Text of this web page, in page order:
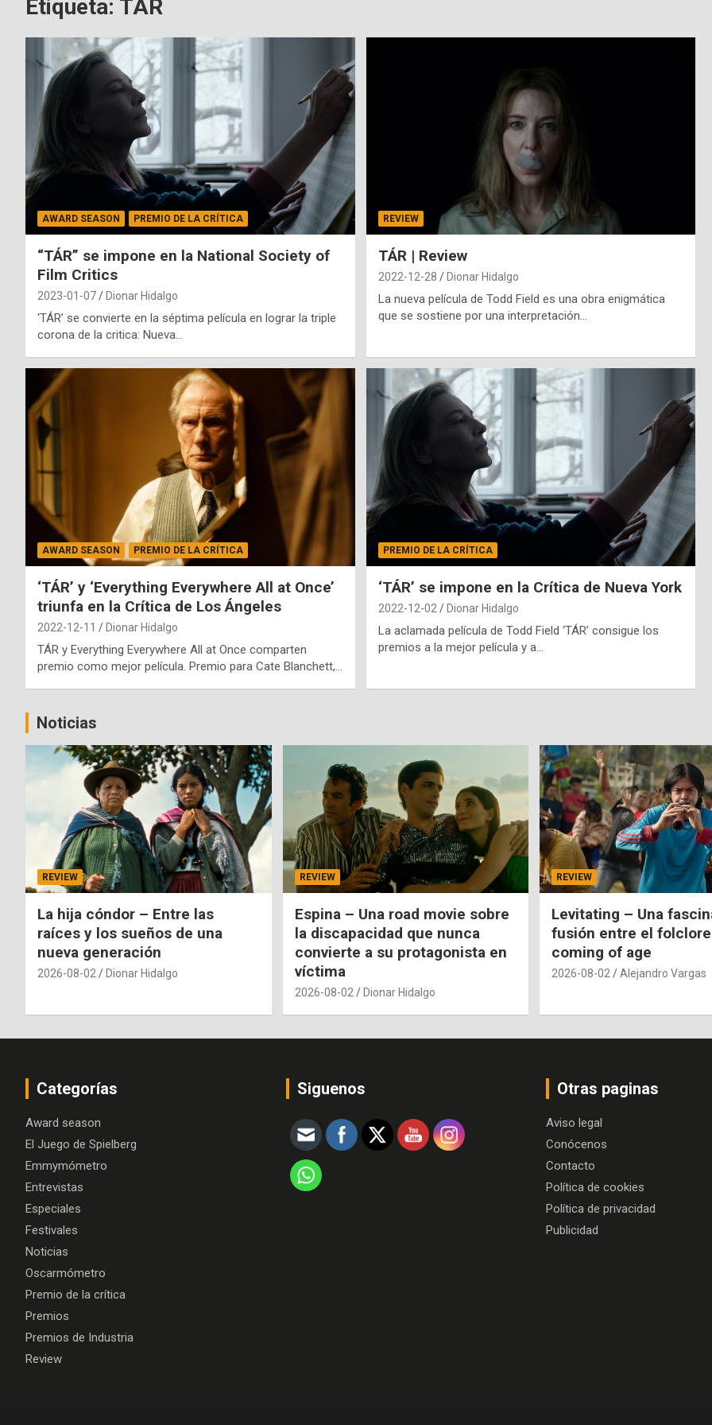
Etiqueta: TÁR
AWARD SEASON PREMIO DE LA CRÍTICA
“TÁR” se impone en la National Society of
Film Critics
2023-01-07 Dionar Hidalgo
‘TÁR’ se convierte en la séptima película en lograr la triple
corona de la critica: Nueva…
REVIEW
TÁR | Review
2022-12-28 Dionar Hidalgo
La nueva película de Todd Field es una obra enigmática
que se sostiene por una interpretación…
AWARD SEASON PREMIO DE LA CRÍTICA
‘TÁR’ y ‘Everything Everywhere All at Once’
triunfa en la Crítica de Los Ángeles
2022-12-11 Dionar Hidalgo
TÁR y Everything Everywhere All at Once comparten
premio como mejor película. Premio para Cate Blanchett,…
PREMIO DE LA CRÍTICA
‘TÁR’ se impone en la Crítica de Nueva York
2022-12-02 Dionar Hidalgo
La aclamada película de Todd Field ‘TÁR’ consigue los
premios a la mejor película y a…
Noticias
REVIEW
La hija cóndor – Entre las
raíces y los sueños de una
nueva generación
2026-08-02 Dionar Hidalgo
REVIEW
Espina – Una road movie sobre
la discapacidad que nunca
convierte a su protagonista en
víctima
2026-08-02 Dionar Hidalgo
REVIEW
Levitating – Una
fusión entre el
coming of age
2026-08-02 Alejandro Vargas
Categorías
Award season
El Juego de Spielberg
Emmymómetro
Entrevistas
Especiales
Festivales
Noticias
Oscarmómetro
Premio de la crítica
Premios
Premios de Industria
Review
Siguenos Otras paginas
Aviso legal
Conócenos
Contacto
Política de cookies
Política de privacidad
Publicidad